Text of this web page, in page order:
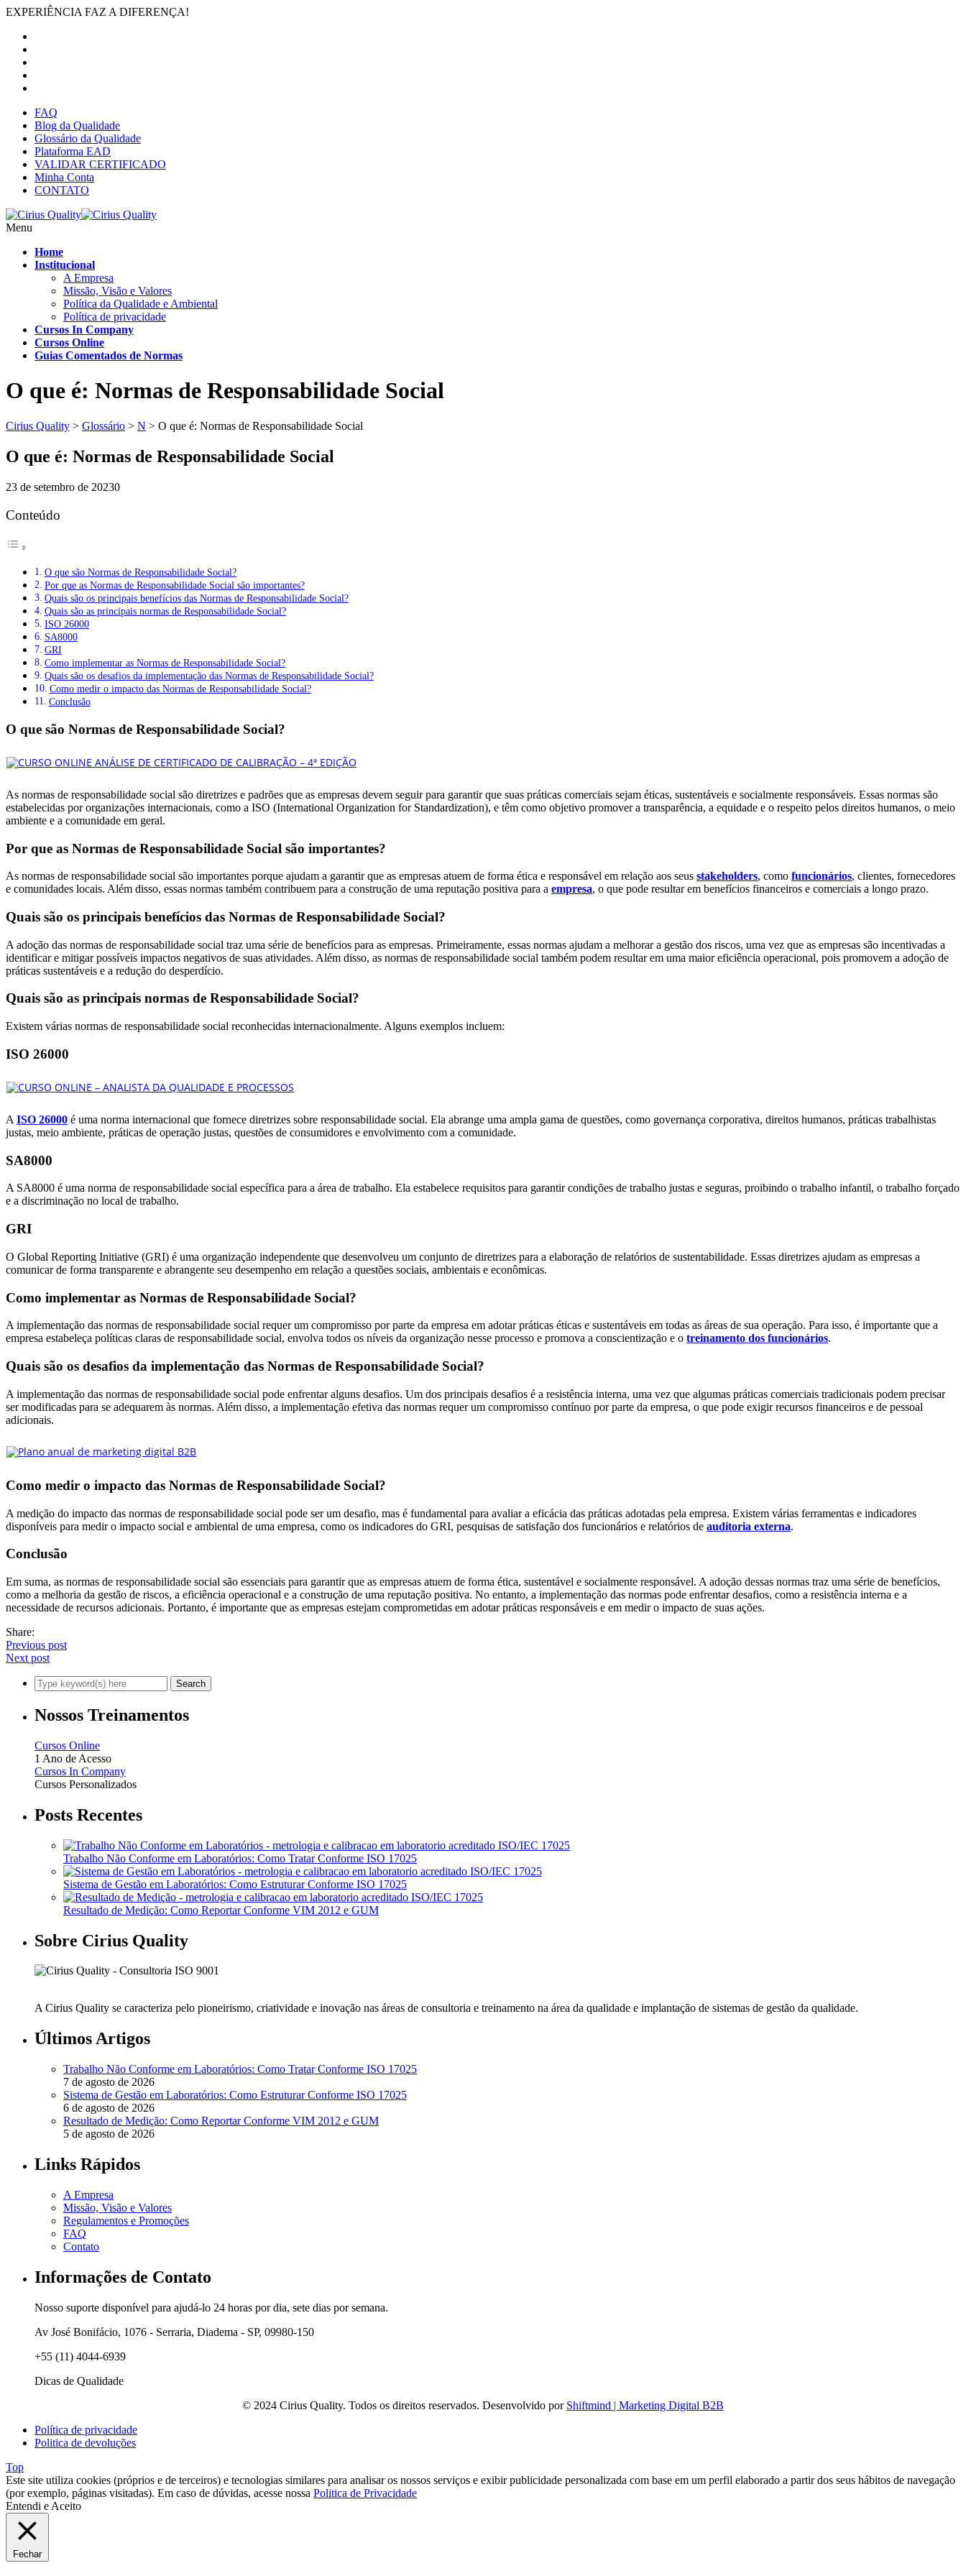
EXPERIÊNCIA FAZ A DIFERENÇA!
FAQ
Blog da Qualidade
Glossário da Qualidade
Plataforma EAD
VALIDAR CERTIFICADO
Minha Conta
CONTATO
Menu
Home
Institucional
A Empresa
Missão, Visão e Valores
Política da Qualidade e Ambiental
Política de privacidade
Cursos In Company
Cursos Online
Guias Comentados de Normas
O que é: Normas de Responsabilidade Social
Cirius Quality > Glossário > N > O que é: Normas de Responsabilidade Social
O que é: Normas de Responsabilidade Social
23 de setembro de 20230
Conteúdo
O que são Normas de Responsabilidade Social?
Por que as Normas de Responsabilidade Social são importantes?
Quais são os principais benefícios das Normas de Responsabilidade Social?
Quais são as principais normas de Responsabilidade Social?
ISO 26000
SA8000
GRI
Como implementar as Normas de Responsabilidade Social?
Quais são os desafios da implementação das Normas de Responsabilidade Social?
Como medir o impacto das Normas de Responsabilidade Social?
Conclusão
O que são Normas de Responsabilidade Social?
As normas de responsabilidade social são diretrizes e padrões que as empresas devem seguir para garantir que suas práticas comerciais sejam éticas, sustentáveis e socialmente responsáveis. Essas normas são
estabelecidas por organizações internacionais, como a ISO (International Organization for Standardization), e têm como objetivo promover a transparência, a equidade e o respeito pelos direitos humanos, o meio
ambiente e a comunidade em geral.
Por que as Normas de Responsabilidade Social são importantes?
As normas de responsabilidade social são importantes porque ajudam a garantir que as empresas atuem de forma ética e responsável em relação aos seus stakeholders, como funcionários, clientes, fornecedores
e comunidades locais. Além disso, essas normas também contribuem para a construção de uma reputação positiva para a empresa, o que pode resultar em benefícios financeiros e comerciais a longo prazo.
Quais são os principais benefícios das Normas de Responsabilidade Social?
A adoção das normas de responsabilidade social traz uma série de benefícios para as empresas. Primeiramente, essas normas ajudam a melhorar a gestão dos riscos, uma vez que as empresas são incentivadas a
identificar e mitigar possíveis impactos negativos de suas atividades. Além disso, as normas de responsabilidade social também podem resultar em uma maior eficiência operacional, pois promovem a adoção de
práticas sustentáveis e a redução do desperdício.
Quais são as principais normas de Responsabilidade Social?
Existem várias normas de responsabilidade social reconhecidas internacionalmente. Alguns exemplos incluem:
ISO 26000
A ISO 26000 é uma norma internacional que fornece diretrizes sobre responsabilidade social. Ela abrange uma ampla gama de questões, como governança corporativa, direitos humanos, práticas trabalhistas
justas, meio ambiente, práticas de operação justas, questões de consumidores e envolvimento com a comunidade.
SA8000
A SA8000 é uma norma de responsabilidade social específica para a área de trabalho. Ela estabelece requisitos para garantir condições de trabalho justas e seguras, proibindo o trabalho infantil, o trabalho forçado
e a discriminação no local de trabalho.
GRI
O Global Reporting Initiative (GRI) é uma organização independente que desenvolveu um conjunto de diretrizes para a elaboração de relatórios de sustentabilidade. Essas diretrizes ajudam as empresas a
comunicar de forma transparente e abrangente seu desempenho em relação a questões sociais, ambientais e econômicas.
Como implementar as Normas de Responsabilidade Social?
A implementação das normas de responsabilidade social requer um compromisso por parte da empresa em adotar práticas éticas e sustentáveis em todas as áreas de sua operação. Para isso, é importante que a
empresa estabeleça políticas claras de responsabilidade social, envolva todos os níveis da organização nesse processo e promova a conscientização e o treinamento dos funcionários.
Quais são os desafios da implementação das Normas de Responsabilidade Social?
A implementação das normas de responsabilidade social pode enfrentar alguns desafios. Um dos principais desafios é a resistência interna, uma vez que algumas práticas comerciais tradicionais podem precisar
ser modificadas para se adequarem às normas. Além disso, a implementação efetiva das normas requer um compromisso contínuo por parte da empresa, o que pode exigir recursos financeiros e de pessoal
adicionais.
Como medir o impacto das Normas de Responsabilidade Social?
A medição do impacto das normas de responsabilidade social pode ser um desafio, mas é fundamental para avaliar a eficácia das práticas adotadas pela empresa. Existem várias ferramentas e indicadores
disponíveis para medir o impacto social e ambiental de uma empresa, como os indicadores do GRI, pesquisas de satisfação dos funcionários e relatórios de auditoria externa.
Conclusão
Em suma, as normas de responsabilidade social são essenciais para garantir que as empresas atuem de forma ética, sustentável e socialmente responsável. A adoção dessas normas traz uma série de benefícios,
como a melhoria da gestão de riscos, a eficiência operacional e a construção de uma reputação positiva. No entanto, a implementação das normas pode enfrentar desafios, como a resistência interna e a
necessidade de recursos adicionais. Portanto, é importante que as empresas estejam comprometidas em adotar práticas responsáveis e em medir o impacto de suas ações.
Share:
Previous post
Next post
Nossos Treinamentos
Cursos Online
1 Ano de Acesso
Cursos In Company
Cursos Personalizados
Posts Recentes
Trabalho Não Conforme em Laboratórios: Como Tratar Conforme ISO 17025
Sistema de Gestão em Laboratórios: Como Estruturar Conforme ISO 17025
Resultado de Medição: Como Reportar Conforme VIM 2012 e GUM
Sobre Cirius Quality
A Cirius Quality se caracteriza pelo pioneirismo, criatividade e inovação nas áreas de consultoria e treinamento na área da qualidade e implantação de sistemas de gestão da qualidade.
Últimos Artigos
Trabalho Não Conforme em Laboratórios: Como Tratar Conforme ISO 17025
7 de agosto de 2026
Sistema de Gestão em Laboratórios: Como Estruturar Conforme ISO 17025
6 de agosto de 2026
Resultado de Medição: Como Reportar Conforme VIM 2012 e GUM
5 de agosto de 2026
Links Rápidos
A Empresa
Missão, Visão e Valores
Regulamentos e Promoções
FAQ
Contato
Informações de Contato
Nosso suporte disponível para ajudá-lo 24 horas por dia, sete dias por semana.
Av José Bonifácio, 1076 - Serraria, Diadema - SP, 09980-150
+55 (11) 4044-6939
Dicas de Qualidade
© 2024 Cirius Quality. Todos os direitos reservados. Desenvolvido por Shiftmind | Marketing Digital B2B
Política de privacidade
Politica de devoluções
Top
Este site utiliza cookies (próprios e de terceiros) e tecnologias similares para analisar os nossos serviços e exibir publicidade personalizada com base em um perfil elaborado a partir dos seus hábitos de navegação
(por exemplo, páginas visitadas). Em caso de dúvidas, acesse nossa Politica de Privacidade
Entendi e Aceito
Fechar